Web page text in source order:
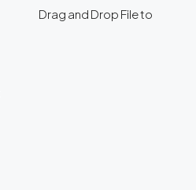
Drag and Drop File to